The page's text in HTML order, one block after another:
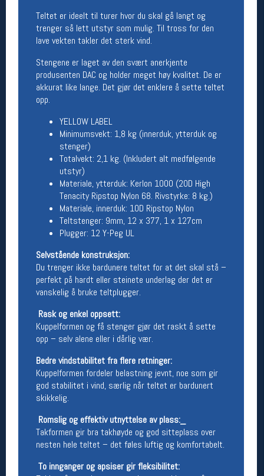
Teltet er ideelt til turer hvor du skal gå langt og
trenger så lett utstyr som mulig. Til tross for den
lave vekten takler det sterk vind.
Stengene er laget av den svært anerkjente
produsenten DAC og holder meget høy kvalitet. De er
akkurat like lange. Det gjør det enklere å sette teltet
opp.
YELLOW LABEL
Minimumsvekt: 1,8 kg (innerduk, ytterduk og
stenger)
Totalvekt: 2,1 kg. (Inkludert alt medfølgende
utstyr)
Materiale, ytterduk: Kerlon 1000 (20D High
Tenacity Ripstop Nylon 68. Rivstyrke: 8 kg.)
Materiale, innerduk: 10D Ripstop Nylon
Teltstenger: 9mm, 12 x 377, 1 x 127cm
Plugger: 12 Y-Peg UL
Selvstående konstruksjon:
Du trenger ikke bardunere teltet for at det skal stå –
perfekt på hardt eller steinete underlag der det er
vanskelig å bruke teltplugger.
Rask og enkel oppsett:
Kuppelformen og få stenger gjør det raskt å sette
opp – selv alene eller i dårlig vær.
Bedre vindstabilitet fra flere retninger:
Kuppelformen fordeler belastning jevnt, noe som gir
god stabilitet i vind, særlig når teltet er bardunert
skikkelig.
Romslig og effektiv utnyttelse av plass:_
Takformen gir bra takhøyde og god sitteplass over
nesten hele teltet – det føles luftig og komfortabelt.
To innganger og apsiser gir fleksibilitet:
Team Oslo Sportslager
Magasinet
Medlemstilbud og aktiviteter
MELD DEG INN GRATIS
Åpningstider verkstedet
Man-Fredag:
11-18
Lørdag:
Om verkstedet
For å bestille time må du logge inn i
nettbutikken og trykke på den nederste blå
Betingelser
Salgsbetingelser
Personsvernerklæring
Informasjonskapsler
Bærekraft
Org. nr: 976754360
Ledige stillinger
Ledige stillinger
Følg oss på